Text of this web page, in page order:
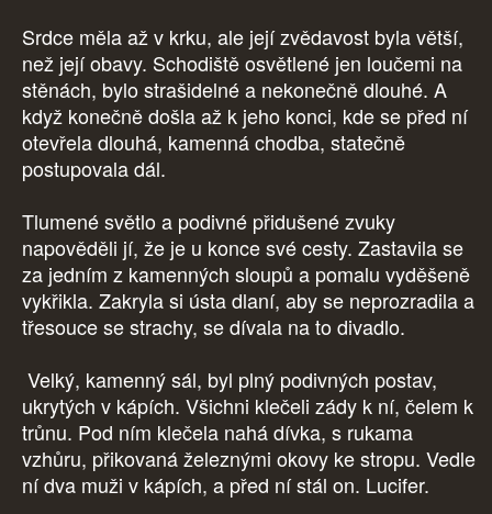
Srdce měla až v krku, ale její zvědavost byla větší,
než její obavy. Schodiště osvětlené jen loučemi na
stěnách, bylo strašidelné a nekonečně dlouhé. A
když konečně došla až k jeho konci, kde se před ní
otevřela dlouhá, kamenná chodba, statečně
postupovala dál.
Tlumené světlo a podivné přidušené zvuky
napověděli jí, že je u konce své cesty. Zastavila se
za jedním z kamenných sloupů a pomalu vyděšeně
vykřikla. Zakryla si ústa dlaní, aby se neprozradila a
třesouce se strachy, se dívala na to divadlo.
Velký, kamenný sál, byl plný podivných postav,
ukrytých v kápích. Všichni klečeli zády k ní, čelem k
trůnu. Pod ním klečela nahá dívka, s rukama
vzhůru, přikovaná železnými okovy ke stropu. Vedle
ní dva muži v kápích, a před ní stál on. Lucifer.